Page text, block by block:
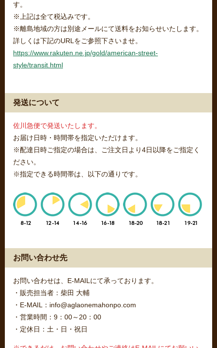
す。
※上記は全て税込みです。
※離島地域の方は別途メールにて送料をお知らせいたします。
詳しくは下記のURLをご参照下さいませ。
https://www.rakuten.ne.jp/gold/american-street-
style/transit.html
発送について
佐川急便で発送いたします。
お届け日時・時間帯を指定いただけます。
※配達日時ご指定の場合は、ご注文日より4日以降をご指定く
ださい。
※指定できる時間帯は、以下の通りです。
お問い合わせ先
お問い合わせは、E-MAILにて承っております。
・販売担当者：柴田 大輔
・E-MAIL：info@aglaonemahonpo.com
・営業時間：9：00～20：00
・定休日：土・日・祝日